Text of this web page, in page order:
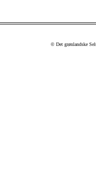
© Det grønlandske